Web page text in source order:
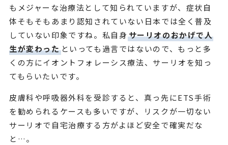
もメジャーな治療法として知られていますが、症状自
体そもそもあまり認知されていない日本では全く普及
していない印象ですね。私自身 サーリオのおかげで人
生が変わったといっても過言ではないので、もっと多
くの方にイオントフォレーシス療法、サーリオを知っ
てもらいたいです。
皮膚科や呼吸器外科を受診すると、真っ先にETS手術
を勧められるケースも多いですが、リスクが一切ない
サーリオで自宅治療する方がよほど安全で確実だな
と…。